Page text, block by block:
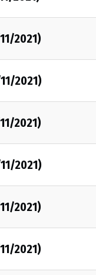
2021)
2021)
2021)
2021)
2021)
2021)